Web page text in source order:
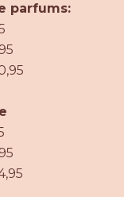
parfums: